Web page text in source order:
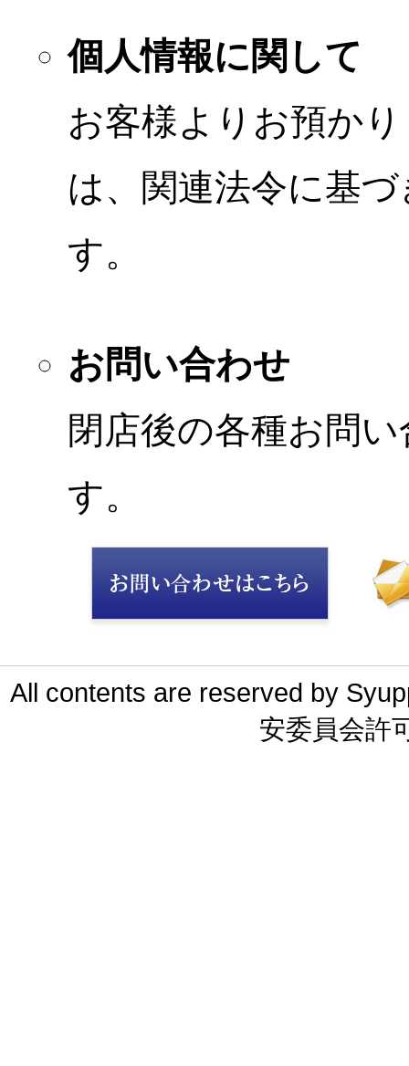
個人情報に関して
お客様よりお預か
は、関連法令に基
す。
お問い合わせ
閉店後の各種お問
す。
All contents are reserved by
安委員会許